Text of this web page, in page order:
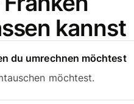
kannst
du umrechnen möchtest
möchtest.